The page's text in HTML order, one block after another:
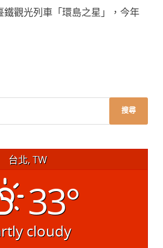
鐵觀光列車「環島之星」，今年
台北, TW
33°
cloudy